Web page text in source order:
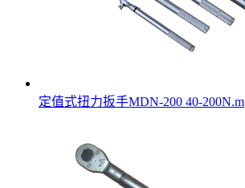
定值式扭力扳手MDN-200 40-200N.m